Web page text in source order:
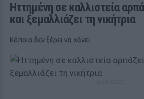
Ηττημένη σε καλλιστεία
και ξεμαλλιάζει τη νικήτρια
Κάποια δεν ξέρει να χάνει